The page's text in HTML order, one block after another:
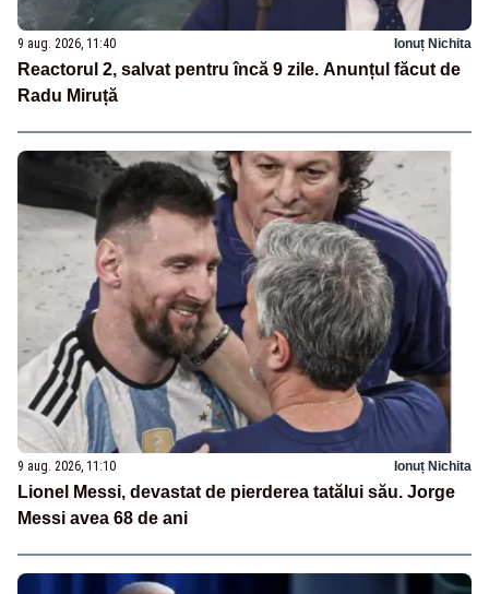
9 aug. 2026, 11:40 Ionuț Nichita
Reactorul 2, salvat pentru încă 9 zile. Anunțul făcut de
Radu Miruță
9 aug. 2026, 11:10 Ionuț Nichita
Lionel Messi, devastat de pierderea tatălui său. Jorge
Messi avea 68 de ani